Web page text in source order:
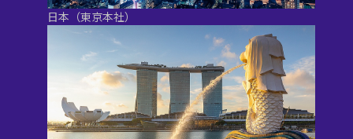
日本（東京本社）